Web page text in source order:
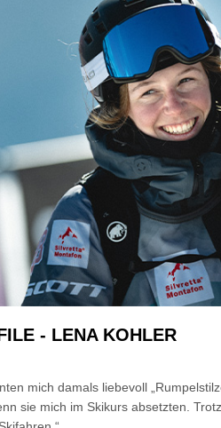
- LENA KOHLER
mich damals liebevoll
sie mich im Skikurs absetzten.